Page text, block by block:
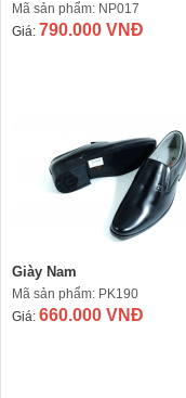
Mã sản phẩm: NP017
Giá: 790.000 VNĐ
Giày Nam
Mã sản phẩm: PK190
Giá: 660.000 VNĐ